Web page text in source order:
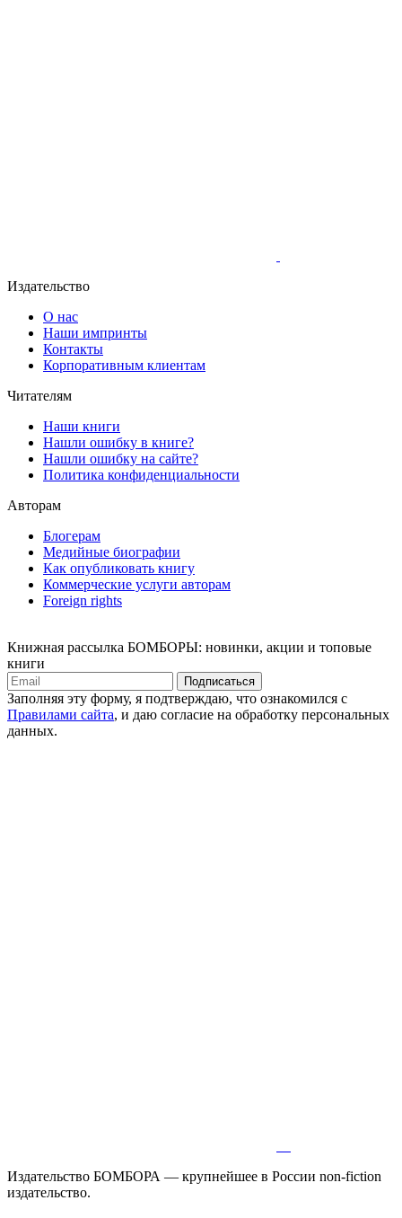
Издательство
О нас
Наши импринты
Контакты
Корпоративным клиентам
Читателям
Наши книги
Нашли ошибку в книге?
Нашли ошибку на сайте?
Политика конфиденциальности
Авторам
Блогерам
Медийные биографии
Как опубликовать книгу
Коммерческие услуги авторам
Foreign rights
Книжная рассылка БОМБОРЫ: новинки, акции и топовые
книги
Подписаться
Заполняя эту форму, я подтверждаю, что ознакомился с
Правилами сайта, и даю согласие на обработку персональных
данных.
Издательство БОМБОРА — крупнейшее в России non-fiction
издательство.